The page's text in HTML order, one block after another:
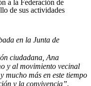
a la Federación de
de sus actividades
en la Junta de
ciudadana, Ana
y al movimiento vecinal
mucho más en este tiempo
y la convivencia”.